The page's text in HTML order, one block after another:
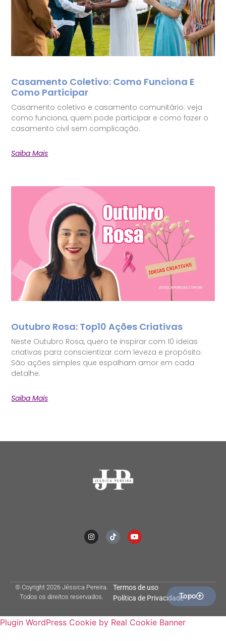
Casamento Coletivo: Como Funciona E
Como Participar
Casamento coletivo e casamento comunitário: veja
como funciona, quem pode participar e como fazer o
casamento civil sem complicação.
Saiba Mais
Outubro Rosa: Top10 Ações Criativas
Neste Outubro Rosa, quero te inspirar com 10 ideias
criativas para conscientizar com leveza e propósito.
São ações simples que espalham amor em cada
detalhe.
Saiba Mais
© Coyright 2026 Jéssica Pereira.
Todos os direitos reservados.
Termos de uso
Política de PrivacidadeTopo
Plugin WordPress Cookie by Real Cookie Banner